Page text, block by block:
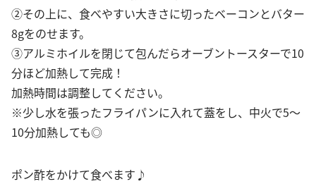
②その上に、食べやすい大きさに切ったベーコンとバター
8gをのせます。
③アルミホイルを閉じて包んだらオーブントースターで10
分ほど加熱して完成！
加熱時間は調整してください。
※少し水を張ったフライパンに入れて蓋をし、中火で5〜
10分加熱しても◎
ポン酢をかけて食べます♪